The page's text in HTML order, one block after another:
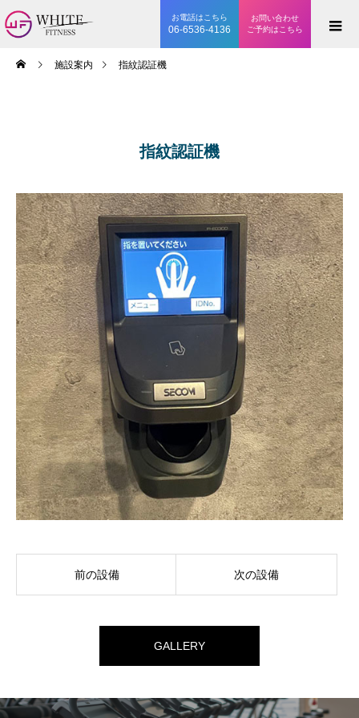
お電話はこちら
06-6536-4136
お問い合わせ
ご予約はこちら
施設案内 指紋認証機
指紋認証機
前の設備 次の設備
GALLERY